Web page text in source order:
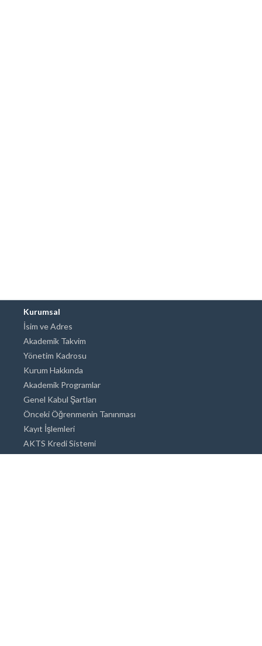
Kurumsal
İsim ve Adres
Akademik Takvim
Yönetim Kadrosu
Kurum Hakkında
Akademik Programlar
Genel Kabul Şartları
Önceki Öğrenmenin Tanınması
Kayıt İşlemleri
AKTS Kredi Sistemi